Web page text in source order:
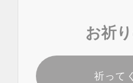
お祈
祈って